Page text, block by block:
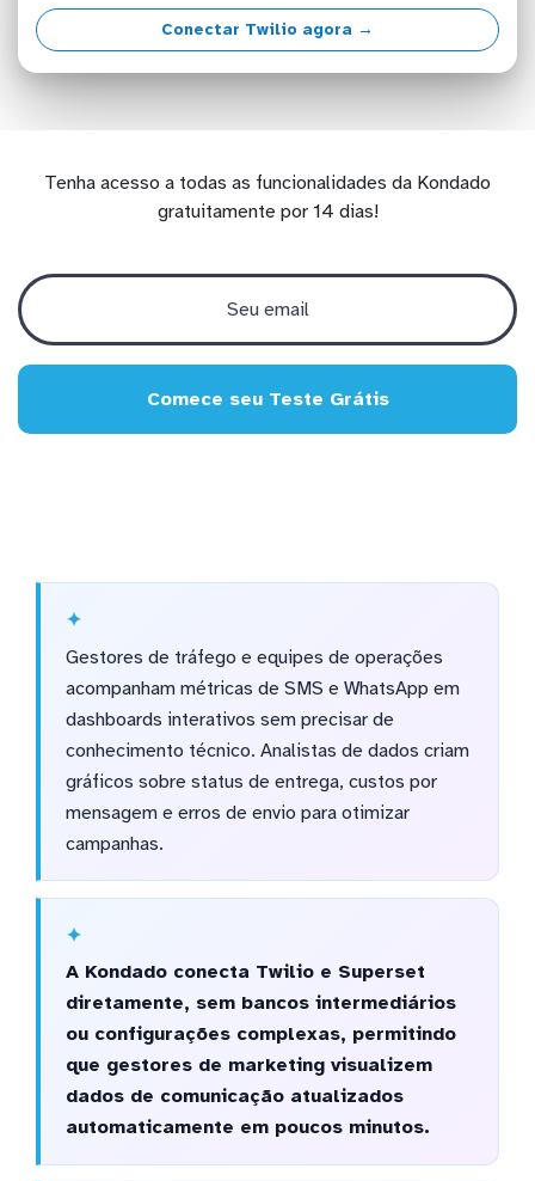
Conectar Twilio agora →
Tenha acesso a todas as funcionalidades da Kondado
gratuitamente por 14 dias!
Comece seu Teste Grátis
Gestores de tráfego e equipes de operações
acompanham métricas de SMS e WhatsApp em
dashboards interativos sem precisar de
conhecimento técnico. Analistas de dados criam
gráficos sobre status de entrega, custos por
mensagem e erros de envio para otimizar
campanhas.
A Kondado conecta Twilio e Superset
diretamente, sem bancos intermediários
ou configurações complexas, permitindo
que gestores de marketing visualizem
dados de comunicação atualizados
automaticamente em poucos minutos.